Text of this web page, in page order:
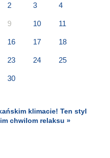
2 3 4
9 10 11
16 17 18
23 24 25
30
klimacie! Ten styl
chwilom relaksu »